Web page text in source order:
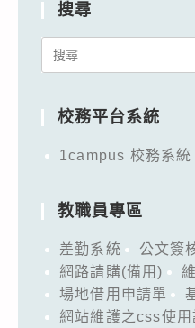
搜尋
Search
校務平台系統
1campus 校務系統
教職員專區
差勤系統 公文簽
網路請購(備用)
場地借用申請單
網站維護之css使用